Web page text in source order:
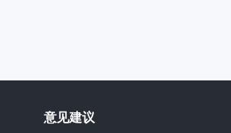
意见建议